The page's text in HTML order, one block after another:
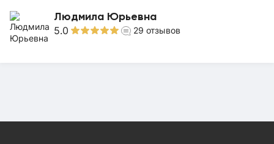
Людмила Юрьевна
5.0 29 отзывов